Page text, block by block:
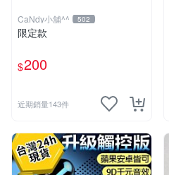
CaNdy小舖^^ 502
限定款
$200
近期銷量143件